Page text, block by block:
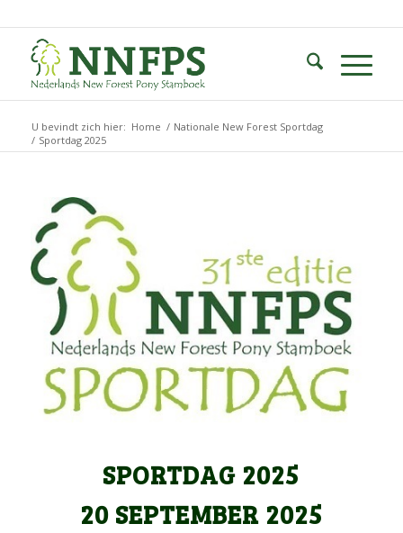
U bevindt zich hier: Home / Nationale New Forest Sportdag
/ Sportdag 2025
SPORTDAG 2025
20 SEPTEMBER 2025